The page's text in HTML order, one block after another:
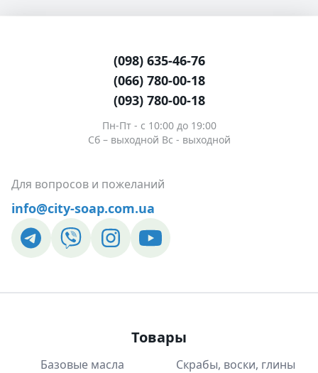
(098) 635-46-76
(066) 780-00-18
(093) 780-00-18
Пн-Пт - c 10:00 до 19:00
Сб – выходной Вс - выходной
Для вопросов и пожеланий
info@city-soap.com.ua
Товары
Базовые масла
Скрабы, воски, глины